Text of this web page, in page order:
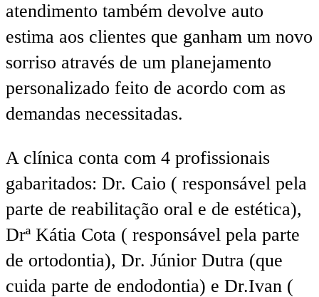
atendimento também devolve auto
estima aos clientes que ganham um novo
sorriso através de um planejamento
personalizado feito de acordo com as
demandas necessitadas.
A clínica conta com 4 profissionais
gabaritados: Dr. Caio ( responsável pela
parte de reabilitação oral e de estética),
Drª Kátia Cota ( responsável pela parte
de ortodontia), Dr. Júnior Dutra (que
cuida parte de endodontia) e Dr.Ivan (